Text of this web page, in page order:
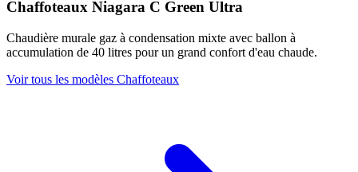
Chaffoteaux Niagara C Green Ultra
Chaudière murale gaz à condensation mixte avec ballon à
accumulation de 40 litres pour un grand confort d'eau chaude.
Voir tous les modèles Chaffoteaux